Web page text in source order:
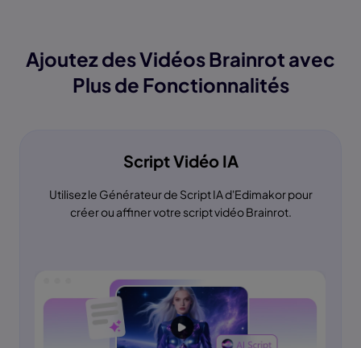
Ajoutez des Vidéos Brainrot avec
Plus de Fonctionnalités
Script Vidéo IA
Utilisez le Générateur de Script IA d'Edimakor pour
créer ou affiner votre script vidéo Brainrot.